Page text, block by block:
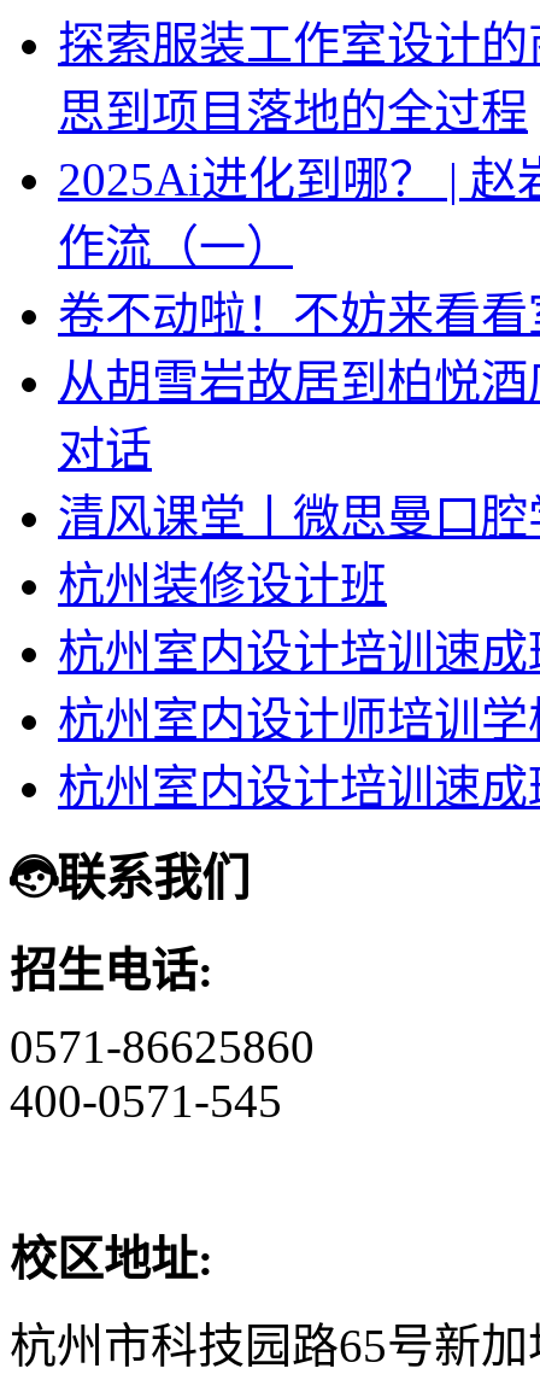
探索服装工作室设计
思到项目落地的全过程
2025Ai进化到哪？ |
作流（一）
卷不动啦！不妨来看
从胡雪岩故居到柏悦
对话
清风课堂丨微思曼口
杭州装修设计班
杭州室内设计培训速成
杭州室内设计师培训
杭州室内设计培训速成
联系我们
招生电话:
0571-86625860
400-0571-545
校区地址:
杭州市科技园路65号新